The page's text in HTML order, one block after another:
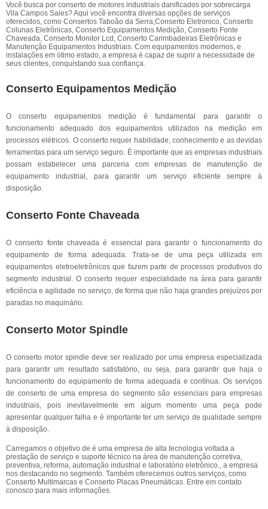
Você busca por conserto de motores industriais danificados por sobrecarga
Vila Campos Sales? Aqui você encontra diversas opções de serviços
oferecidos, como Consertos Taboão da Serra,Conserto Eletronico, Conserto
Colunas Eletrônicas, Conserto Equipamentos Medição, Conserto Fonte
Chaveada, Conserto Monitor Lcd, Conserto Carimbadeiras Eletrônicas e
Manutenção Equipamentos Industriais. Com equipamentos modernos, e
instalações em ótimo estado, a empresa é capaz de suprir a necessidade de
seus clientes, conquistando sua confiança.
Conserto Equipamentos Medição
O conserto equipamentos medição é fundamental para garantir o
funcionamento adequado dos equipamentos utilizados na medição em
processos elétricos. O conserto requer habilidade, conhecimento e as devidas
ferramentas para um serviço seguro. É importante que as empresas industriais
possam estabelecer uma parceria com empresas de manutenção de
equipamento industrial, para garantir um serviço eficiente sempre à
disposição.
Conserto Fonte Chaveada
O conserto fonte chaveada é essencial para garantir o funcionamento do
equipamento de forma adequada. Trata-se de uma peça utilizada em
equipamentos eletroeletrônicos que fazem parte de processos produtivos do
segmento industrial. O conserto requer especialidade na área para garantir
eficiência e agilidade no serviço, de forma que não haja grandes prejuízos por
paradas no maquinário.
Conserto Motor Spindle
O conserto motor spindle deve ser realizado por uma empresa especializada
para garantir um resultado satisfatório, ou seja, para garantir que haja o
funcionamento do equipamento de forma adequada e contínua. Os serviços
de conserto de uma empresa do segmento são essenciais para empresas
industriais, pois inevitavelmente em algum momento uma peça pode
apresentar qualquer falha e é importante ter um serviço de qualidade sempre
à disposição.
Carregamos o objetivo de é uma empresa de alta tecnologia voltada a
prestação de serviço e suporte técnico na área de manutenção corretiva,
preventiva, reforma, automação industrial e laboratório eletrônico., a empresa
nos destacando no segmento. Também oferecemos outros serviços, como
Conserto Multimarcas e Conserto Placas Pneumáticas. Entre em contato
conosco para mais informações.